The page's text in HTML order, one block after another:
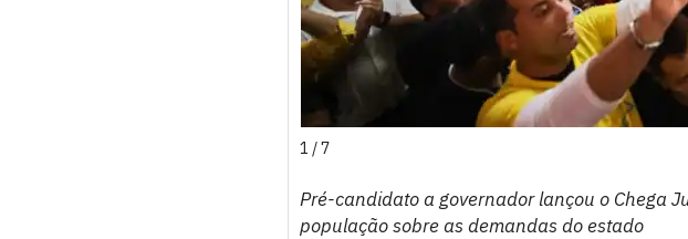
1 / 7
Pré-candidato a governador lançou o Chega
população sobre as demandas do estado